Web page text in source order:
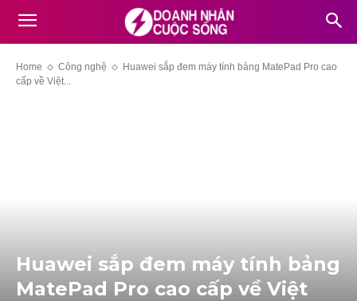
Home Công nghệ
Huawei sắp đem máy tính bảng MatePad Pro cao
cấp về Việt...
Huawei sắp đem máy tính bảng
MatePad Pro cao cấp về Việt